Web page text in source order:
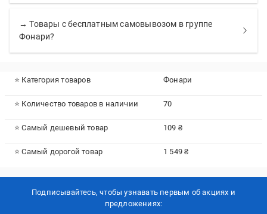
→ Товары с бесплатным самовывозом в группе
Фонари?
⭐ Категория товаров Фонари
⭐ Количество товаров в наличии 70
⭐ Самый дешевый товар 109 ₴
⭐ Самый дорогой товар 1 549 ₴
Подписывайтесь, чтобы узнавать первым об акцияx и
предложениях: